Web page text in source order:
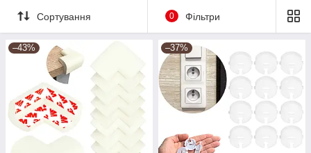
Сортування 0 Фільтри
–43% –37%